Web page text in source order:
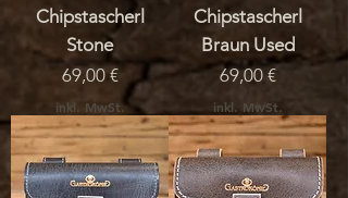
Chipstascherl
Stone
Preis
69,00 €
inkl. MwSt.
Chipstascherl
Braun Used
Preis
69,00 €
inkl. MwSt.